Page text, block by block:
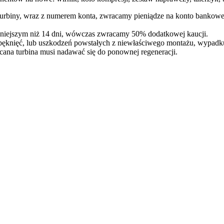
wraz z numerem konta, zwracamy pieniądze na konto
niż 14 dni, wówczas zwracamy 50% dodatkowej kaucji.
lub uszkodzeń powstałych z niewłaściwego montażu,
turbina musi nadawać się do ponownej regeneracji.